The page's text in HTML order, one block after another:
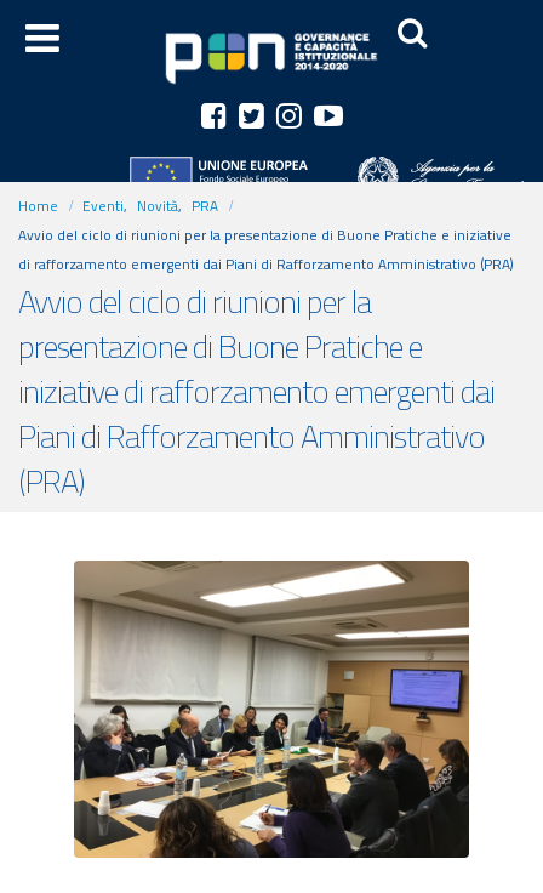
Home Eventi, Novità, PRA
Avvio del ciclo di riunioni per la presentazione di Buone Pratiche e iniziative
di rafforzamento emergenti dai Piani di Rafforzamento Amministrativo (PRA)
Avvio del ciclo di riunioni per la
presentazione di Buone Pratiche e
iniziative di rafforzamento emergenti dai
Piani di Rafforzamento Amministrativo
(PRA)